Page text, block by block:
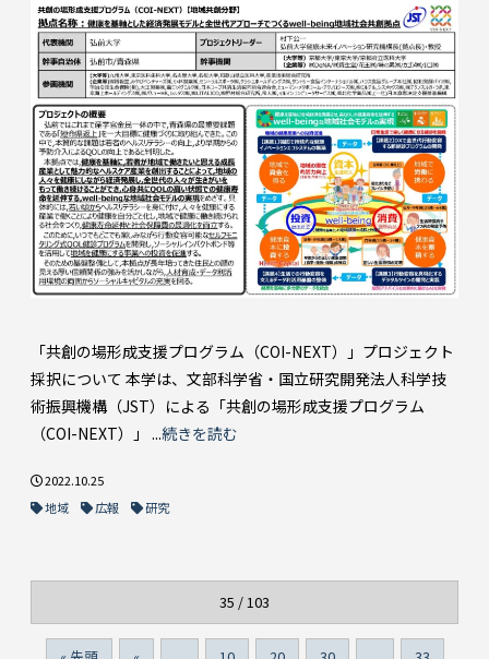
「共創の場形成支援プログラム（COI-NEXT）」プロジェクト
採択について 本学は、文部科学省・国立研究開発法人科学技
術振興機構（JST）による「共創の場形成支援プログラム
（COI-NEXT）」 ...続きを読む
2022.10.25
地域
広報 研究
35 / 103